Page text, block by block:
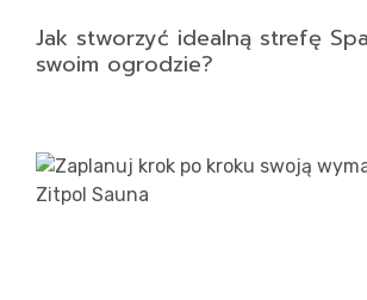
Jak stworzyć idealną strefę
swoim ogrodzie?